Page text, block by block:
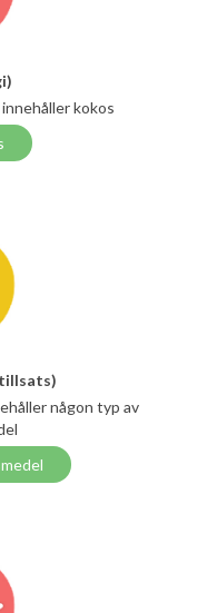
kokos
någon typ av